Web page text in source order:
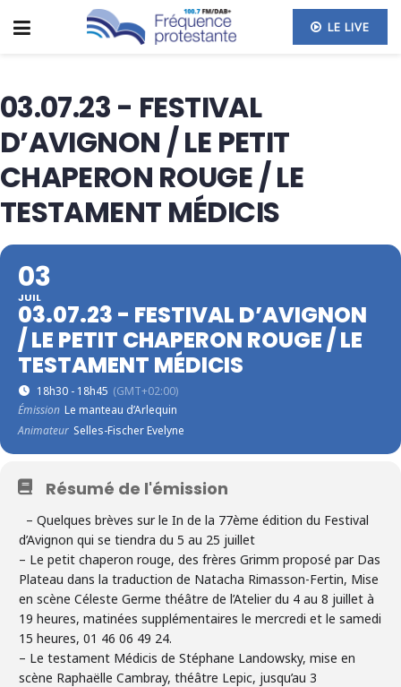
LE LIVE
03.07.23 - FESTIVAL
D’AVIGNON / LE PETIT
CHAPERON ROUGE / LE
TESTAMENT MÉDICIS
03
JUIL
03.07.23 - FESTIVAL D’AVIGNON
/ LE PETIT CHAPERON ROUGE / LE
TESTAMENT MÉDICIS
18h30 - 18h45 (GMT+02:00)
Émission Le manteau d’Arlequin
Animateur Selles-Fischer Evelyne
Résumé de l'émission
– Quelques brèves sur le In de la 77ème édition du Festival
d’Avignon qui se tiendra du 5 au 25 juillet
– Le petit chaperon rouge, des frères Grimm proposé par Das
Plateau dans la traduction de Natacha Rimasson-Fertin, Mise
en scène Céleste Germe théâtre de l’Atelier du 4 au 8 juillet à
19 heures, matinées supplémentaires le mercredi et le samedi
15 heures, 01 46 06 49 24.
– Le testament Médicis de Stéphane Landowsky, mise en
scène Raphaëlle Cambray, théâtre Lepic, jusqu’au 3